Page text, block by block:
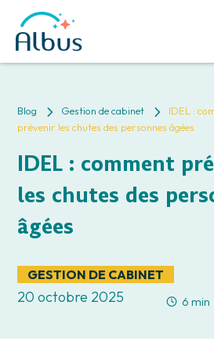
Blog 5 Gestion de cabinet 5
IDEL :
prévenir les chutes des personnes âgées
IDEL : comment
les chutes des
âgées
GESTION DE CABINET
20 octobre 2025 6 min